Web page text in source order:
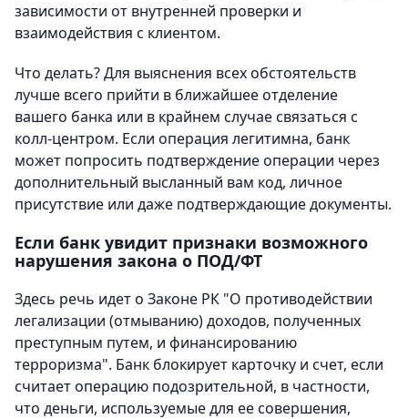
зависимости от внутренней проверки и
взаимодействия с клиентом.
Что делать? Для выяснения всех обстоятельств
лучше всего прийти в ближайшее отделение
вашего банка или в крайнем случае связаться с
колл-центром. Если операция легитимна, банк
может попросить подтверждение операции через
дополнительный высланный вам код, личное
присутствие или даже подтверждающие документы.
Если банк увидит признаки возможного
нарушения закона о ПОД/ФТ
Здесь речь идет о Законе РК "О противодействии
легализации (отмыванию) доходов, полученных
преступным путем, и финансированию
терроризма". Банк блокирует карточку и счет, если
считает операцию подозрительной, в частности,
что деньги, используемые для ее совершения,